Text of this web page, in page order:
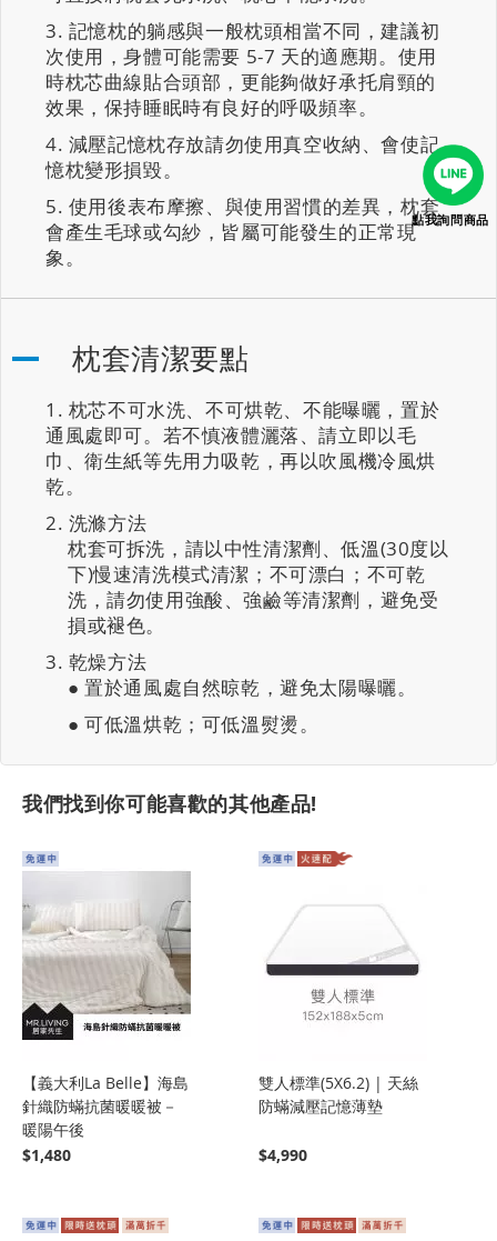
記憶枕的躺感與一般枕頭相當不同，建議初
次使用，身體可能需要 5-7 天的適應期。使用
時枕芯曲線貼合頭部，更能夠做好承托肩頸的
效果，保持睡眠時有良好的呼吸頻率。
減壓記憶枕存放請勿使用真空收納、會使記
憶枕變形損毀。
使用後表布摩擦、與使用習慣的差異，枕套
會產生毛球或勾紗，皆屬可能發生的正常現
象。
枕套清潔要點
枕芯不可水洗、不可烘乾、不能曝曬，置於
通風處即可。若不慎液體灑落、請立即以毛
巾、衛生紙等先用力吸乾，再以吹風機冷風烘
乾。
洗滌方法
枕套可拆洗，請以中性清潔劑、低溫(30度以
下)慢速清洗模式清潔；不可漂白；不可乾
洗，請勿使用強酸、強鹼等清潔劑，避免受
損或褪色。
乾燥方法
● 置於通風處自然晾乾，避免太陽曝曬。
● 可低溫烘乾；可低溫熨燙。
我們找到你可能喜歡的其他產品!
【義大利La Belle】海島
針織防蟎抗菌暖暖被－
暖陽午後
$1,480
雙人標準(5X6.2) | 天絲
防蟎減壓記憶薄墊
$4,990
點我詢問商品